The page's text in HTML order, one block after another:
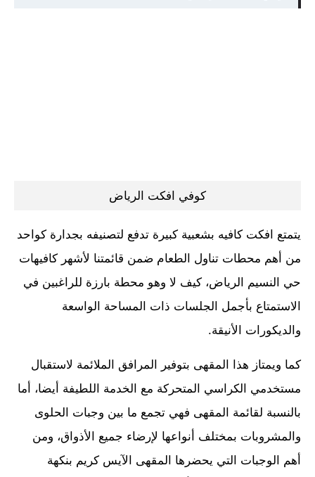
كوفي افكت الرياض
يتمتع افكت كافيه بشعبية كبيرة تدفع لتصنيفه بجدارة كواحد
من أهم محطات تناول الطعام ضمن قائمتنا لأشهر كافيهات
حي النسيم الرياض، كيف لا وهو محطة بارزة للراغبين في
الاستمتاع بأجمل الجلسات ذات المساحة الواسعة
والديكورات الأنيقة.
كما ويمتاز هذا المقهى بتوفير المرافق الملائمة لاستقبال
مستخدمي الكراسي المتحركة مع الخدمة اللطيفة أيضا، أما
بالنسبة لقائمة المقهى فهي تجمع ما بين وجبات الحلوى
والمشروبات بمختلف أنواعها لإرضاء جميع الأذواق، ومن
أهم الوجبات التي يحضرها المقهى الآيس كريم بنكهة